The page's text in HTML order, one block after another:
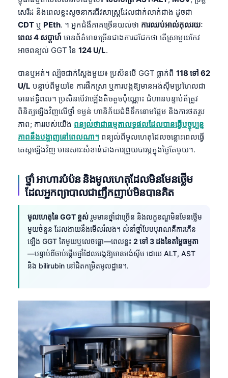
សេរីដ និងពេលខ្លះសូចនាករជីវសាស្ត្រដែលជាក់លាក់ជាង ដូចជា
CDT ឬ PEth. ។ អ្នកជំងឺភាគច្រើនយល់ថា ការឈប់អាល់កុលរយៈ
ពេល 4 សប្តាហ៍ មានព័ត៌មានច្រើនជាងការជជែកថា តើស្រាមួយកែវ
អាចពន្យល់ GGT នៃ 124 U/L.
បានឬអត់។ ល្បិចជាក់ស្តែងមួយ៖ ប្រសិនបើ GGT ធ្លាក់ពី 118 ទៅ 62
U/L បន្ទាប់ពីមួយខែ ការផឹកស្រា ឬការបង្កឱ្យមានអង់ស៊ីមប្រហែលជា
មានឥទ្ធិពល។ ប្រសិនបើវាឡើងតិចតួចប៉ុណ្ណោះ ជំហានបន្ទាប់គឺត្រូវ
ពិនិត្យឡើងវិញលើថ្នាំ ទម្ងន់ ហានិភ័យជំងឺទឹកនោមផ្អែម និងការថតរូប
ភាព; ការរបស់យើង ពន្យល់ថាជាធម្មតាលទ្ធផលដែលបានធ្វើបច្ចុប្បន្ន
ភាពនឹងបង្ហាញនៅពេលណា។ ពន្យល់ពីមូលហេតុដែលចន្លោះពេលធ្វើ
តេស្តឡើងវិញ មានសារៈសំខាន់ជាងការព្រួយបារម្ភក្នុងថ្ងៃតែមួយ។.
ថ្នាំ អាហារបំប៉ន និងមូលហេតុដែលមិនមែនថ្លើម
ដែលអ្នកព្យាបាលជាញឹកញាប់មិនបានគិត
មូលហេតុនៃ GGT ខ្ពស់ រួមមានថ្នាំជាច្រើន និងលក្ខខណ្ឌមិនមែនថ្លើម
មួយចំនួន ដែលងាយនឹងមើលរំលង។ លំនាំថ្នាំបែបបុរាណគឺការកើន
ឡើង GGT តែមួយឬលេចធ្លោ—ពេលខ្លះ 2 ទៅ 3 ដងនៃតម្លៃធម្មតា
—បន្ទាប់ពីចាប់ផ្តើមថ្នាំដែលបង្កឱ្យមានអង់ស៊ីម ដោយ ALT, AST
និង bilirubin នៅជិតកម្រិតមូលដ្ឋាន។.
मराठी
తెలుగు
தமிழ்
ગુજરાતી
Bahasa Melayu
Tiếng Việt
Tagalog
ไทย
Kiswahili
Українська
O‘zbekcha
Català
Қазақ тілі
Suomi
Hrvatski
Slovenčina
كوردی‎
پښتو
سنڌي